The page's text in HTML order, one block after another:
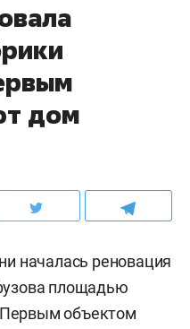
дом
началась реновация
площадью
объектом